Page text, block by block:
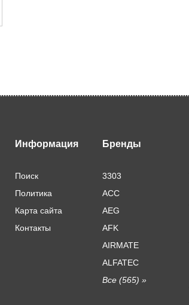
Информация
Поиск
Политика
Карта сайта
Контакты
Бренды
3303
ACC
AEG
AFK
AIRMATE
ALFATEC
Все (565) »